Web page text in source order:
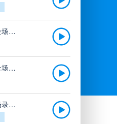
05月28日 上海同济vs武汉联镇 全场录像
05月28日 凉山鹫诺vs重庆瀚达 全场录像
05月27日 威尼斯vs尤文图斯 全场录像回放